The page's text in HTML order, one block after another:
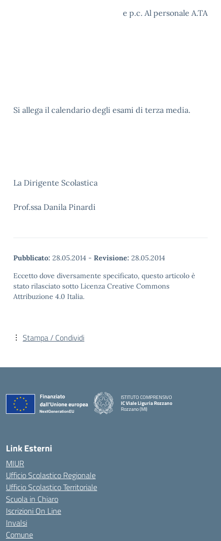
e p.c. Al personale A.TA
Si allega il calendario degli esami di terza media.
La Dirigente Scolastica
Prof.ssa Danila Pinardi
Pubblicato: 28.05.2014 - Revisione: 28.05.2014
Eccetto dove diversamente specificato, questo articolo è
stato rilasciato sotto Licenza Creative Commons
Attribuzione 4.0 Italia.
Stampa / Condividi
ISTITUTO COMPRENSIVO
IC Viale Liguria Rozzano
Rozzano (MI)
Link Esterni
MIUR
Ufficio Scolastico Regionale
Ufficio Scolastico Territoriale
Scuola in Chiaro
Iscrizioni On Line
Invalsi
Comune